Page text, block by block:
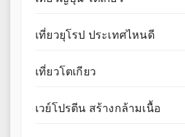
เที่ยวยุโรป ประเทศไหนดี
เที่ยวโตเกียว
เวย์โปรตีน สร้างกล้ามเนื้อ